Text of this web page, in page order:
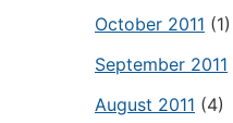
October 2011 (1)
September 2011
August 2011 (4)